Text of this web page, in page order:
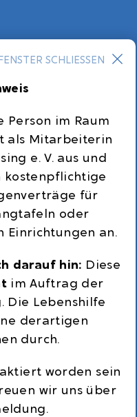
SCHLIESSEN
Person im Raum
als Mitarbeiterin
e. V. aus und
kostenpflichtige
für
oder
Einrichtungen an.
darauf hin: Diese
im Auftrag der
Die Lebenshilfe
derartigen
durch.
worden sein
wir uns über